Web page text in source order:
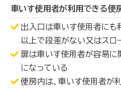
車いす使用者が利用できる便
出入口は車いす使用者にも
以上で段差がない又はスロ
扉は車いす使用者が容易に
になっている
便房内は、車いす使用者が